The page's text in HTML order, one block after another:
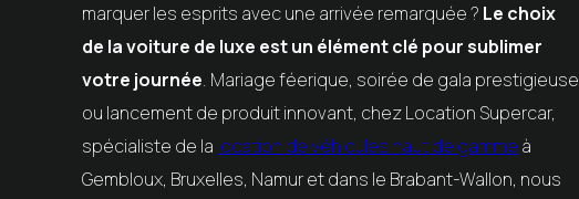
marquer les esprits avec une arrivée remarquée ? Le choix
de la voiture de luxe est un élément clé pour sublimer
votre journée. Mariage féerique, soirée de gala prestigieuse
ou lancement de produit innovant, chez Location Supercar,
spécialiste de la location de véhicules haut de gamme à
Gembloux, Bruxelles, Namur et dans le Brabant-Wallon, nous